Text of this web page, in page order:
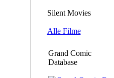
Silent Movies
Alle Filme
Grand Comic
Database